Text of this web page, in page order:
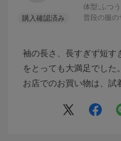
体型: ふつう
普段の服の
袖の長さ、長すぎず短す
をとっても大満足でした。
お店でのお買い物は、試